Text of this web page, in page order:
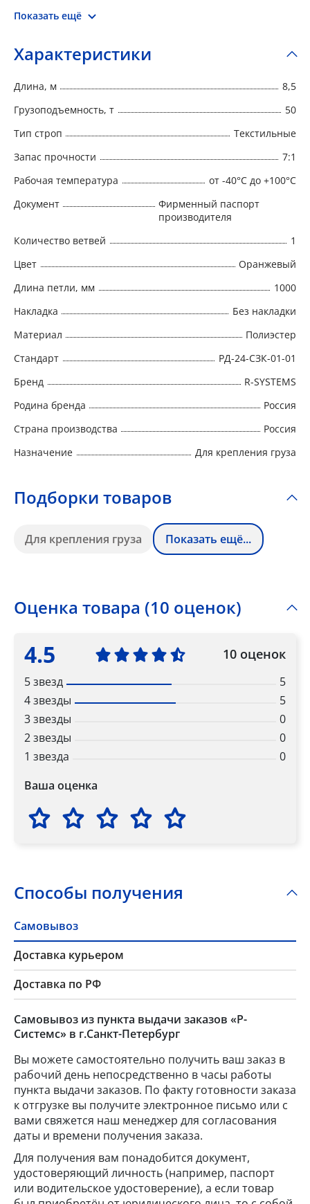
Показать ещё
Характеристики
Длина, м
8,5
Грузоподъемность, т
50
Тип строп
Текстильные
Запас прочности
7:1
Рабочая температура
от -40°C до +100°C
Документ
Фирменный паспорт
производителя
Количество ветвей
1
Цвет
Оранжевый
Длина петли, мм
1000
Накладка
Без накладки
Материал
Полиэстер
Стандарт
РД-24-СЗК-01-01
Бренд
R-SYSTEMS
Родина бренда
Россия
Страна производства
Россия
Назначение
Для крепления груза
Подборки товаров
Для крепления груза Показать ещё...
Оценка товара (10 оценок)
4.5 10 оценок
5 звезд
5
4 звезды
5
3 звезды
0
2 звезды
0
1 звезда
0
Ваша оценка
Способы получения
Самовывоз
Доставка курьером
Доставка по РФ
Самовывоз из пункта выдачи заказов «Р-
Системс» в г.Санкт-Петербург
Вы можете самостоятельно получить ваш заказ в
рабочий день непосредственно в часы работы
пункта выдачи заказов. По факту готовности заказа
к отгрузке вы получите электронное письмо или с
вами свяжется наш менеджер для согласования
даты и времени получения заказа.
Для получения вам понадобится документ,
удостоверяющий личность (например, паспорт
или водительское удостоверение), а если товар